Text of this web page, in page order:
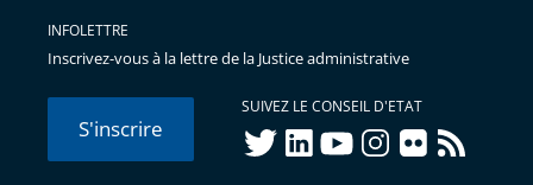
INFOLETTRE
Inscrivez-vous à la lettre de la Justice administrative
S'inscrire
SUIVEZ LE CONSEIL D'ETAT
twitterlinkedInyoutubeinstagram
flickr rss